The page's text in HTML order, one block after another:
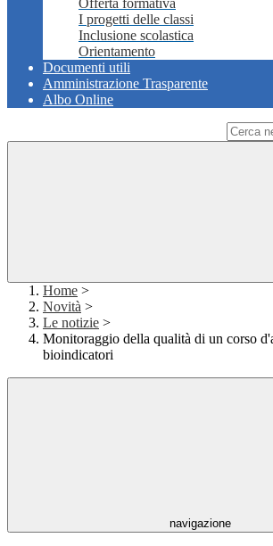
Offerta formativa
I progetti delle classi
Inclusione scolastica
Orientamento
Documenti utili
Amministrazione Trasparente
Albo Online
Home >
Novità >
Le notizie >
Monitoraggio della qualità di un corso
bioindicatori
navigazione